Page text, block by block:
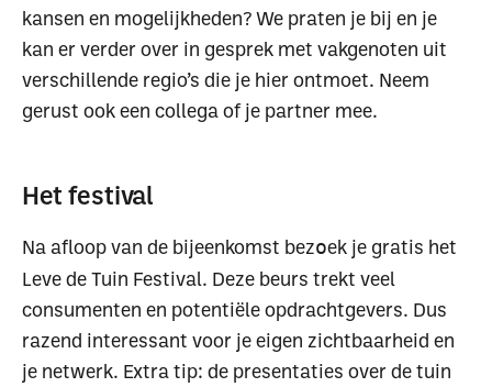
kansen en mogelijkheden? We praten je bij en je
kan er verder over in gesprek met vakgenoten uit
verschillende regio’s die je hier ontmoet. Neem
gerust ook een collega of je partner mee.
Het festival
Na afloop van de bijeenkomst bezoek je gratis het
Leve de Tuin Festival. Deze beurs trekt veel
consumenten en potentiële opdrachtgevers. Dus
razend interessant voor je eigen zichtbaarheid en
je netwerk. Extra tip: de presentaties over de tuin